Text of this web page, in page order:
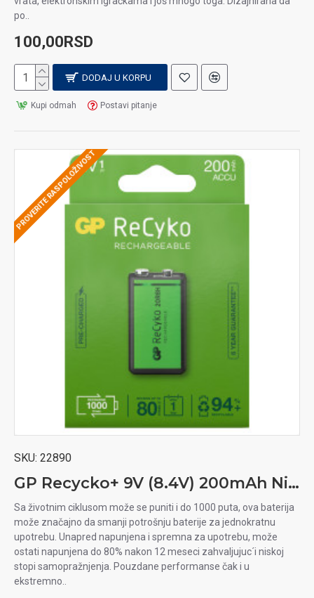
po..
100,00RSD
DODAJ U KORPU
Kupi odmah Postavi pitanje
PROVERITE RASPOLOŽIVOST
SKU: 22890
GP Recycko+ 9V (8.4V) 200mAh Ni-MH punjiva baterija
Sa životnim ciklusom može se puniti i do 1000 puta, ova baterija
može značajno da smanji potrošnju baterije za jednokratnu
upotrebu. Unapred napunjena i spremna za upotrebu, može
ostati napunjena do 80% nakon 12 meseci zahvaljujuc´i niskoj
stopi samopražnjenja. Pouzdane performanse čak i u
ekstremno..